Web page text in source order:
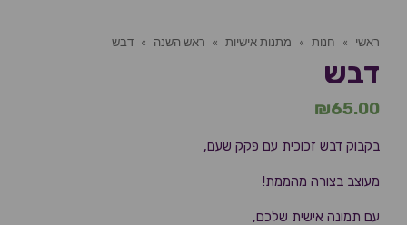
ראשי » חנות » מתנות אישיות » ראש השנה » דבש
דבש
₪65.00
בקבוק דבש זכוכית עם פקק שעם,
מעוצב בצורה מהממת!
עם תמונה אישית שלכם,